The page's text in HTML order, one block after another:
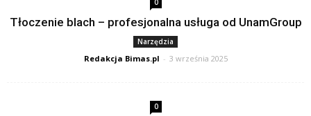
0
Tłoczenie blach – profesjonalna usługa od UnamGroup
Narzędzia
Redakcja Bimas.pl - 3 września 2025
0